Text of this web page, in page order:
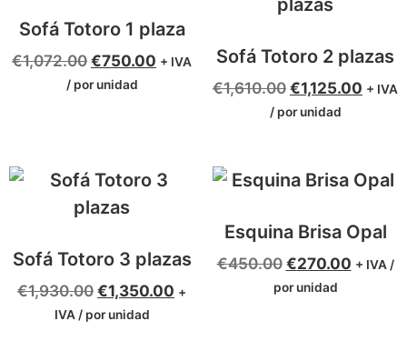
Sofá Totoro 1 plaza
€1,072.00€750.00 + IVA
/ por unidad
Sofá Totoro 2 plazas
€1,610.00€1,125.00 + IVA
/ por unidad
Sofá Totoro 3 plazas
€1,930.00€1,350.00 +
IVA / por unidad
Esquina Brisa Opal
€450.00 €270.00 + IVA /
por unidad